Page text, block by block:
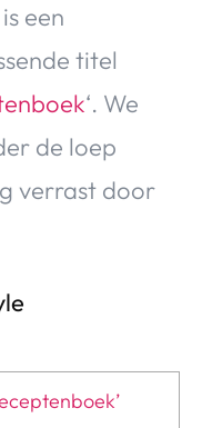
een
titel
‘. We
de loep
verrast door